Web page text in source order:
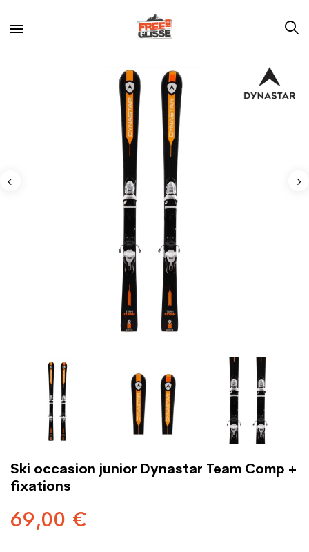
Ski occasion junior Dynastar Team Comp +
fixations
69,00 €